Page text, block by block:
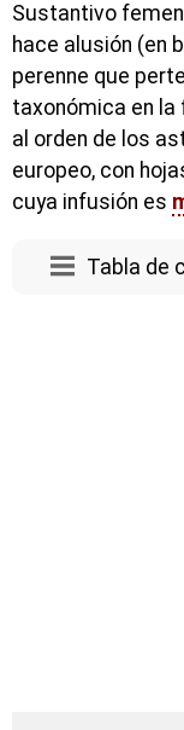
Sustantivo
hace alusión (en
perenne que
taxonómica en
al orden de los
europeo, con
cuya infusión es
Tabla de